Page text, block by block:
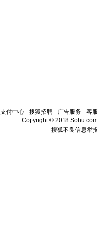
支付中心 - 搜狐招聘 - 广告服务 - 客
Copyright © 2018
搜狐不良信息举